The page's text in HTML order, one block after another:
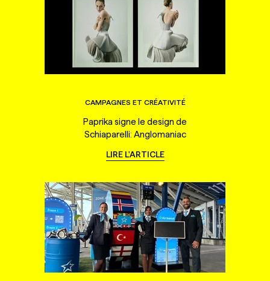
CAMPAGNES ET CRÉATIVITÉ
Paprika signe le design de
Schiaparelli: Anglomaniac
LIRE L'ARTICLE